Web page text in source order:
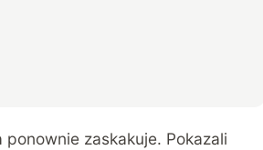
ponownie zaskakuje. Pokazali